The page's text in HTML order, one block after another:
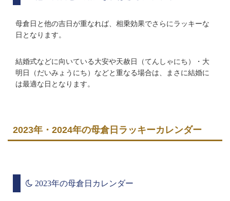
母倉日と他の吉日が重なれば、相乗効果でさらにラッキーな
日となります。
結婚式などに向いている大安や天赦日（てんしゃにち）・大
明日（だいみょうにち）などと重なる場合は、まさに結婚に
は最適な日となります。
2023年・2024年の母倉日ラッキーカレンダー
2023年の母倉日カレンダー